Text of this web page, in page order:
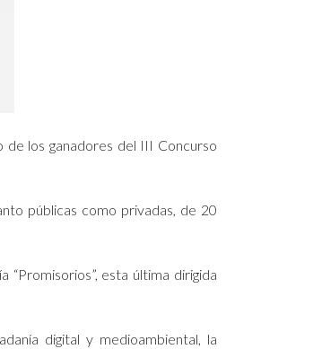
los ganadores del III Concurso
públicas como privadas, de 20
esta última dirigida
digital y medioambiental, la